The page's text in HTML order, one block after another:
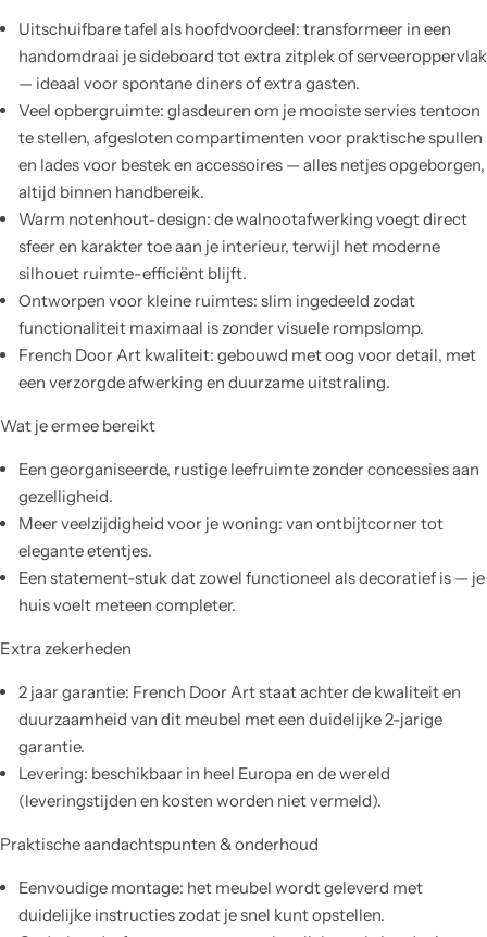
Uitschuifbare tafel als hoofdvoordeel: transformeer in een
handomdraai je sideboard tot extra zitplek of serveeroppervlak
— ideaal voor spontane diners of extra gasten.
Veel opbergruimte: glasdeuren om je mooiste servies tentoon
te stellen, afgesloten compartimenten voor praktische spullen
en lades voor bestek en accessoires — alles netjes opgeborgen,
altijd binnen handbereik.
Warm notenhout-design: de walnootafwerking voegt direct
sfeer en karakter toe aan je interieur, terwijl het moderne
silhouet ruimte-efficiënt blijft.
Ontworpen voor kleine ruimtes: slim ingedeeld zodat
functionaliteit maximaal is zonder visuele rompslomp.
French Door Art kwaliteit: gebouwd met oog voor detail, met
een verzorgde afwerking en duurzame uitstraling.
Wat je ermee bereikt
Een georganiseerde, rustige leefruimte zonder concessies aan
gezelligheid.
Meer veelzijdigheid voor je woning: van ontbijtcorner tot
elegante etentjes.
Een statement-stuk dat zowel functioneel als decoratief is — je
huis voelt meteen completer.
Extra zekerheden
2 jaar garantie: French Door Art staat achter de kwaliteit en
duurzaamheid van dit meubel met een duidelijke 2-jarige
garantie.
Levering: beschikbaar in heel Europa en de wereld
(leveringstijden en kosten worden niet vermeld).
Praktische aandachtspunten & onderhoud
Eenvoudige montage: het meubel wordt geleverd met
duidelijke instructies zodat je snel kunt opstellen.